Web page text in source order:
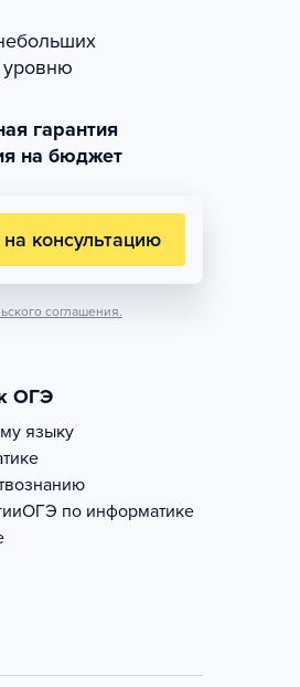
уровню
гарантия
на бюджет
консультацию
соглашения.
ОГЭ
языку
ОГЭ по информатике